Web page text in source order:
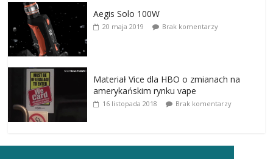
Aegis Solo 100W
20 maja 2019 Brak komentarzy
Materiał Vice dla HBO o zmianach na
amerykańskim rynku vape
16 listopada 2018 Brak komentarzy